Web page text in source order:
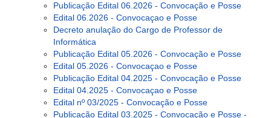
Publicação Edital 06.2026 - Convocação e Posse
Edital 06.2026 - Convocaçao e Posse
Decreto anulação do Cargo de Professor de
Informática
Publicação Edital 05.2026 - Convocação e Posse
Edital 05.2026 - Convocaçao e Posse
Publicação Edital 04.2025 - Convocação e Posse
Edital 04.2025 - Convocaçao e Posse
Edital nº 03/2025 - Convocação e Posse
Publicação Edital 03.2025 - Convocação e Posse -